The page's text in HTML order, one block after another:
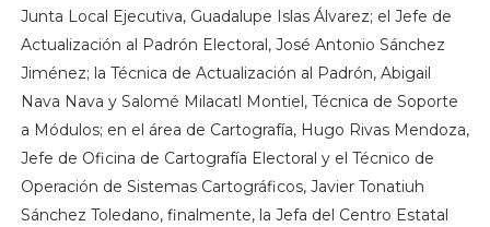
Junta Local Ejecutiva, Guadalupe Islas Álvarez; el Jefe de
Actualización al Padrón Electoral, José Antonio Sánchez
Jiménez; la Técnica de Actualización al Padrón, Abigail
Nava Nava y Salomé Milacatl Montiel, Técnica de Soporte
a Módulos; en el área de Cartografía, Hugo Rivas Mendoza,
Jefe de Oficina de Cartografía Electoral y el Técnico de
Operación de Sistemas Cartográficos, Javier Tonatiuh
Sánchez Toledano, finalmente, la Jefa del Centro Estatal